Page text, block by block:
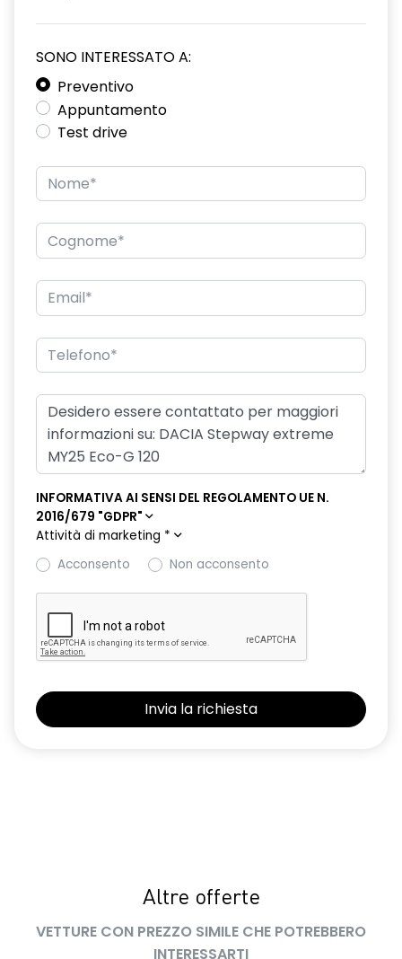
Driver display 7''
Eco Mode
Emergency call soggetto alla disponibilità di rete
compatibile 2G/3G o 4G/5G in base al veicolo
Firma luminosa pixelata con fari full LED
Freno di stazionamento elettrico
HARM04
Illuminazione del bagagliaio
Intelligent speed assistance ISA
Keyless Entry
Lane departure warning avviso superamento linea con Lane
Keep Assist
Luci diurne a LED con firma luminosa
Lunotto termico
Panchetta ribaltabile frazionabile 1/3-2/3
Retrovisori esterni non in tinta carrozzeria
Sedile conducente regolabile in altezza
Sensore angolo morto
Sistema di rilevamento stato di vigilanza del conducente
Volante regolabile in altezza e profondità
SONO INTERESSATO A:
Preventivo
Appuntamento
Test drive
INFORMATIVA AI SENSI DEL REGOLAMENTO UE N.
2016/679 "GDPR"
Attività di marketing *
Acconsento
Non acconsento
Altre offerte
VETTURE CON PREZZO SIMILE CHE POTREBBERO
INTERESSARTI